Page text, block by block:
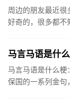
周边的朋友最近
好奇的，很多都不
马言马语是什
马言马语是什么
保国的一系列金句